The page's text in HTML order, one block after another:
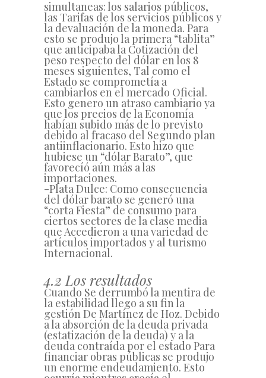
simultaneas: los salarios públicos,
las Tarifas de los servicios públicos y
la devaluación de la moneda. Para
esto se produjo la primera “tablita”
que anticipaba la Cotización del
peso respecto del dólar en los 8
meses siguientes, Tal como el
Estado se comprometía a
cambiarlos en el mercado Oficial.
Esto genero un atraso cambiario ya
que los precios de la Economía
habían subido más de lo previsto
debido al fracaso del Segundo plan
antiinflacionario. Esto hizo que
hubiese un “dólar Barato”, que
favorecíó aún más a las
importaciones.
-Plata Dulce: Como consecuencia
del dólar barato se generó una
“corta Fiesta” de consumo para
ciertos sectores de la clase media
que Accedieron a una variedad de
artículos importados y al turismo
Internacional.
4.2 Los resultados
Cuando Se derrumbó la mentira de
la estabilidad llego a su fin la
gestión De Martínez de Hoz. Debido
a la absorción de la deuda privada
(estatización de la deuda) y a la
deuda contraída por el estado Para
financiar obras públicas se produjo
un enorme endeudamiento. Esto